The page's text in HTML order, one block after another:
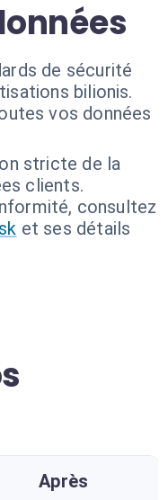
de sécurité
bilionis.
vos données
stricte de la
clients.
consultez
et ses détails
Après